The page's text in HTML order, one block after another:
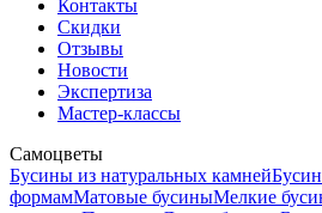
Контакты
Скидки
Отзывы
Новости
Экспертиза
Мастер-классы
Самоцветы
Бусины из натуральных камней
формамМатовые бусиныМелкие